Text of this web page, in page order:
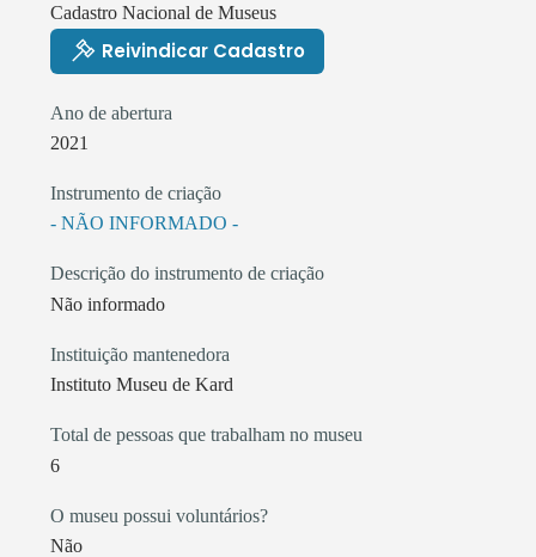
Cadastro Nacional de Museus
Reivindicar Cadastro
Ano de abertura
2021
Instrumento de criação
- NÃO INFORMADO -
Descrição do instrumento de criação
Não informado
Instituição mantenedora
Instituto Museu de Kard
Total de pessoas que trabalham no museu
6
O museu possui voluntários?
Não